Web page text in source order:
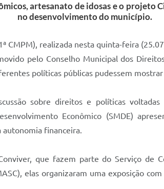
artesanato de idosas e o projeto
no desenvolvimento do município.
CMPM), realizada nesta quinta-feira
pelo Conselho Municipal dos
políticas públicas pudessem
sobre direitos e políticas
Econômico (SMDE)
financeira.
que fazem parte do Serviço de
elas organizaram uma exposição